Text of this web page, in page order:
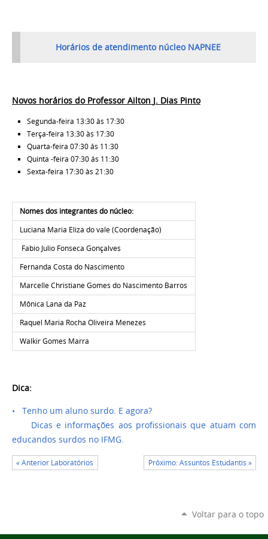
Horários de atendimento núcleo NAPNEE
Novos horários do Professor Ailton J. Dias Pinto
Segunda-feira 13:30 às 17:30
Terça-feira 13:30 às 17:30
Quarta-feira 07:30 ás 11:30
Quinta -feira 07:30 ás 11:30
Sexta-feira 17:30 às 21:30
Nomes dos integrantes do núcleo:
Luciana Maria Eliza do vale (Coordenação)
Fabio Julio Fonseca Gonçalves
Fernanda Costa do Nascimento
Marcelle Christiane Gomes do Nascimento Barros
Mônica Lana da Paz
Raquel Maria Rocha Oliveira Menezes
Walkir Gomes Marra
Dica:
• Tenho um aluno surdo. E agora?
Dicas e informações aos profissionais que atuam com
educandos surdos no IFMG.
« Anterior Laboratórios Próximo: Assuntos Estudantis »
Voltar para o topo